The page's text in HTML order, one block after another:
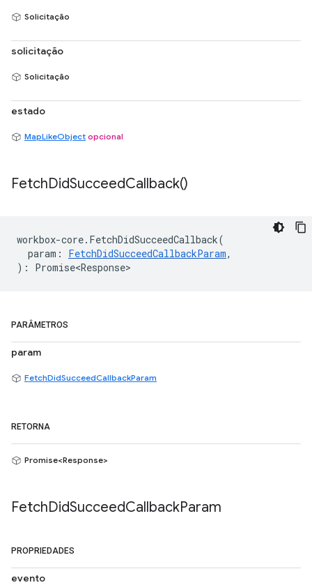
Solicitação
solicitação
Solicitação
estado
MapLikeObject opcional
FetchDidSucceedCallback()
workbox-core. FetchDidSucceedCallback(
param : FetchDidSucceedCallbackParam,
) : Promise<Response>
PARÂMETROS
param
FetchDidSucceedCallbackParam
RETORNA
Promise<Response>
FetchDidSucceedCallbackParam
PROPRIEDADES
evento